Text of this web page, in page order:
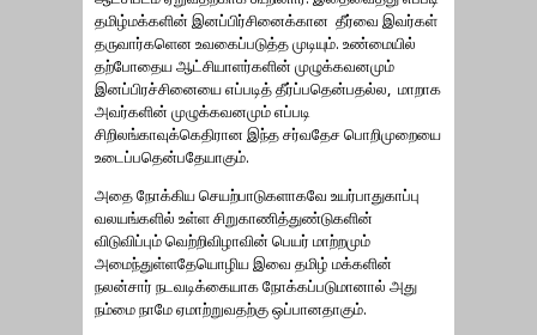
தமிழ்மக்களின் இனப்பிர்சினைக்கான தீர்வை இவர்கள்
தருவார்களென உவகைப்படுத்த முடியும். உண்மையில்
தற்போதைய ஆட்சியாளர்களின் முழுக்கவனமும்
இனப்பிரச்சினையை எப்படித் தீர்ப்பதென்பதல்ல, மாறாக
அவர்களின் முழுக்கவனமும் எப்படி
சிறிலங்காவுக்கெதிரான இந்த சர்வதேச பொறிமுறையை
உடைப்பதென்பதேயாகும்.
அதை நோக்கிய செயற்பாடுகளாகவே உயர்பாதுகாப்பு
வலயங்களில் உள்ள சிறுகாணித்துண்டுகளின்
விடுவிப்பும் வெற்றிவிழாவின் பெயர் மாற்றமும்
அமைந்துள்ளதேயொழிய இவை தமிழ் மக்களின்
நலன்சார் நடவடிக்கையாக நோக்கப்படுமானால் அது
நம்மை நாமே ஏமாற்றுவதற்கு ஒப்பானதாகும்.